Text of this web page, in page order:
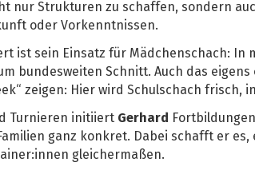
nur Strukturen zu schaffen, sondern
oder Vorkenntnissen.
ist sein Einsatz für Mädchenschach:
bundesweiten Schnitt. Auch das
zeigen: Hier wird Schulschach frisch,
Turnieren initiiert Gerhard
ganz konkret. Dabei schafft er
gleichermaßen.